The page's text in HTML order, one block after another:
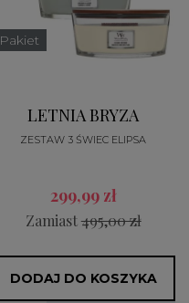
Pakiet
LETNIA BRYZA
ZESTAW 3 ŚWIEC ELIPSA
299,99 zł
Zamiast495,00 zł
DODAJ DO KOSZYKA